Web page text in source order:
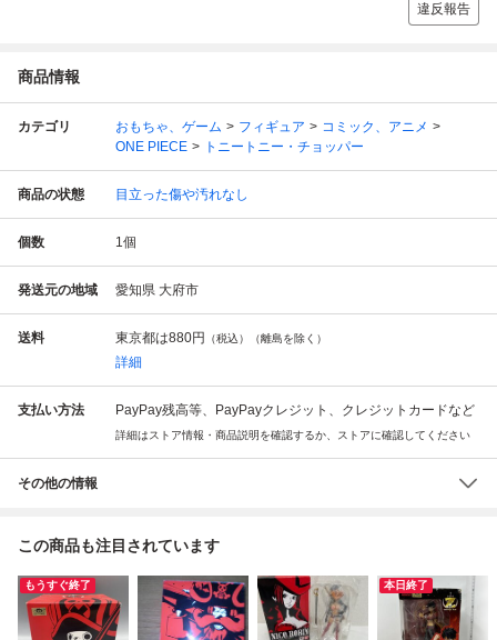
違反報告
商品情報
カテゴリ おもちゃ、ゲーム フィギュア
コミック、アニメ
ONE PIECE
トニートニー・チョッパー
商品の状態 目立った傷や汚れなし
個数 1個
発送元の地域 愛知県 大府市
送料 東京都は880円 （税込）（離島を除く）
詳細
支払い方法 PayPay残高等、PayPayクレジット、クレジットカードなど
詳細はストア情報・商品説明を確認するか、ストアに確認してください
その他の情報
この商品も注目されています
もうすぐ終了 本日終了